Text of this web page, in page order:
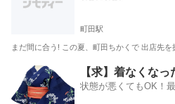
町田駅
まだ間に合う! この夏、町田ちかくで 出店先
東京 町田市 町田駅 地域/お祭り
【求】着なくな
状態が悪くてもOK！